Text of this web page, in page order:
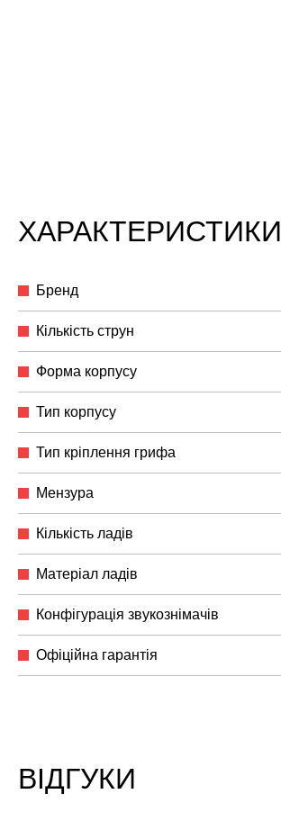
ХАРАКТЕРИСТИКИ
Бренд
Кількість струн
Форма корпусу
Тип корпусу
Тип кріплення грифа
Мензура
Кількість ладів
Матеріал ладів
Конфігурація звукознімачів
Офіційна гарантія
ВІДГУКИ